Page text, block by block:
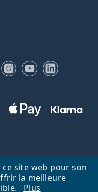
site web pour son
la meilleure
Plus
Instagram
YouTubeLinkedIn